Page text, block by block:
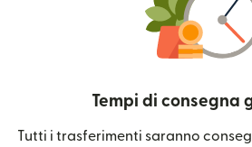
Tempi di consegna
Tutti i trasferimenti saranno